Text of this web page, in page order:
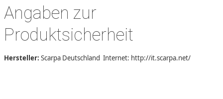
Angaben zur
Produktsicherheit
Hersteller: Scarpa Deutschland Internet: http://it.scarpa.net/